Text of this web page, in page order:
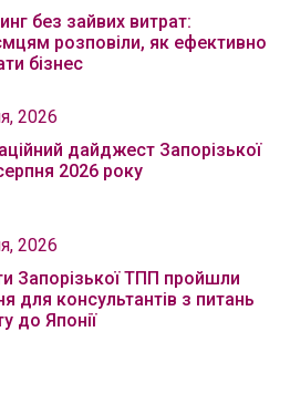
без зайвих витрат:
розповіли, як ефективно
бізнес
2026
дайджест Запорізької
2026 року
2026
Запорізької ТПП пройшли
для консультантів з питань
до Японії